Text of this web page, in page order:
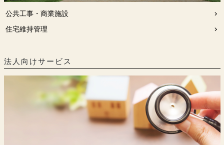
公共工事・商業施設
住宅維持管理
法人向けサービス